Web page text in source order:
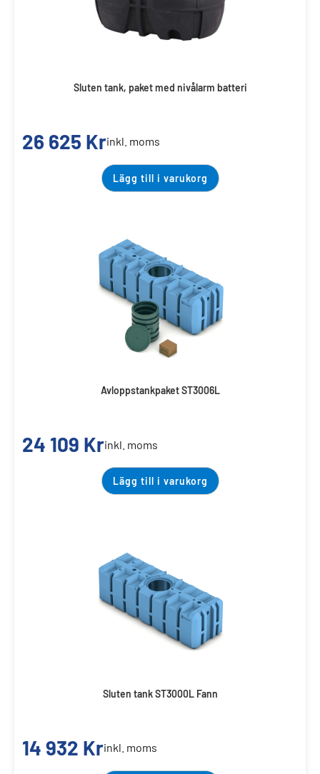
Sluten tank, paket med nivålarm batteri
26 625 Krinkl. moms
Lägg till i varukorg
Avloppstankpaket ST3006L
24 109 Krinkl. moms
Lägg till i varukorg
Sluten tank ST3000L Fann
14 932 Krinkl. moms